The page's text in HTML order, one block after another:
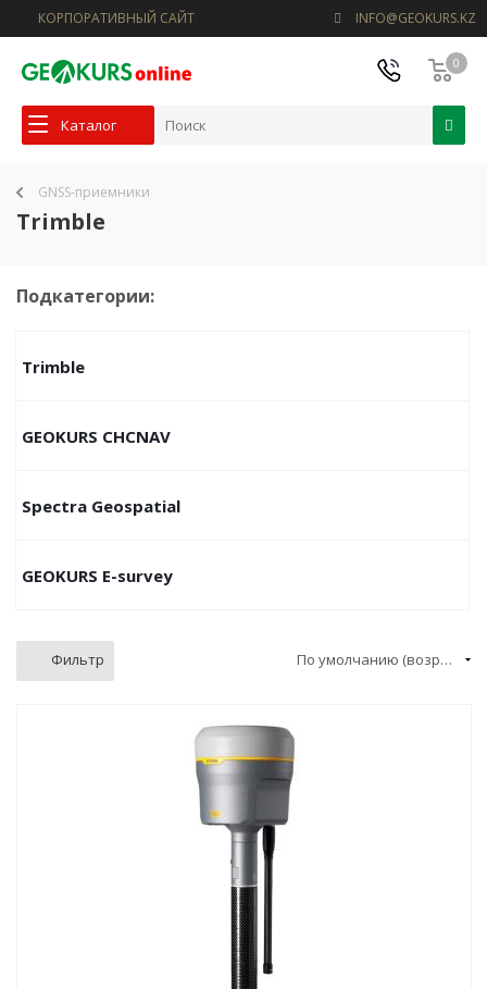
КОРПОРАТИВНЫЙ САЙТ INFO@GEOKURS.KZ
0
Каталог
GNSS-приемники
Trimble
Подкатегории:
Trimble
GEOKURS CHCNAV
Spectra Geospatial
GEOKURS E-survey
Фильтр По умолчанию (возрастание)